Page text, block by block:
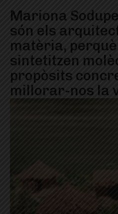
Mariona
són els
matèria,
sintetitzen
propòsits
millorar-nos la